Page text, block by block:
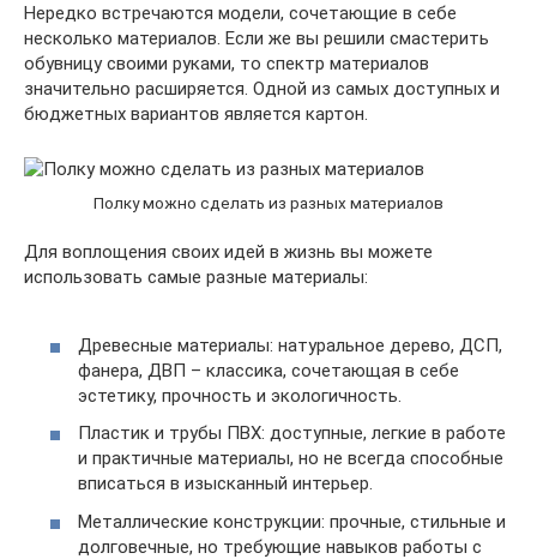
Нередко встречаются модели, сочетающие в себе
несколько материалов. Если же вы решили смастерить
обувницу своими руками, то спектр материалов
значительно расширяется. Одной из самых доступных и
бюджетных вариантов является картон.
Полку можно сделать из разных материалов
Для воплощения своих идей в жизнь вы можете
использовать самые разные материалы:
Древесные материалы: натуральное дерево, ДСП,
фанера, ДВП – классика, сочетающая в себе
эстетику, прочность и экологичность.
Пластик и трубы ПВХ: доступные, легкие в работе
и практичные материалы, но не всегда способные
вписаться в изысканный интерьер.
Металлические конструкции: прочные, стильные и
долговечные, но требующие навыков работы с